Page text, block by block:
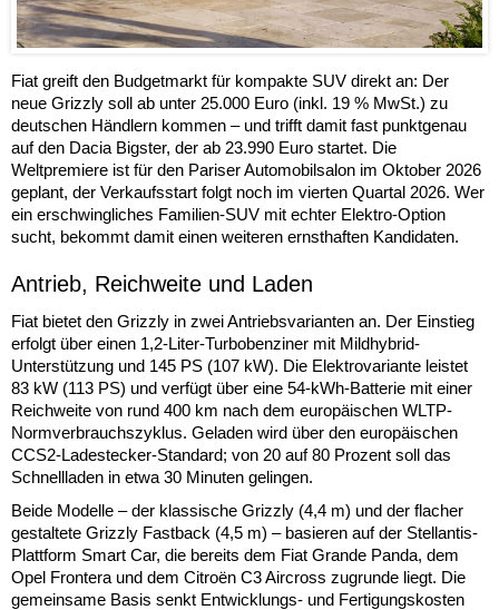
Fiat greift den Budgetmarkt für kompakte SUV direkt an: Der
neue Grizzly soll ab unter 25.000 Euro (inkl. 19 % MwSt.) zu
deutschen Händlern kommen – und trifft damit fast punktgenau
auf den Dacia Bigster, der ab 23.990 Euro startet. Die
Weltpremiere ist für den Pariser Automobilsalon im Oktober 2026
geplant, der Verkaufsstart folgt noch im vierten Quartal 2026. Wer
ein erschwingliches Familien-SUV mit echter Elektro-Option
sucht, bekommt damit einen weiteren ernsthaften Kandidaten.
Antrieb, Reichweite und Laden
Fiat bietet den Grizzly in zwei Antriebsvarianten an. Der Einstieg
erfolgt über einen 1,2-Liter-Turbobenziner mit Mildhybrid-
Unterstützung und 145 PS (107 kW). Die Elektrovariante leistet
83 kW (113 PS) und verfügt über eine 54-kWh-Batterie mit einer
Reichweite von rund 400 km nach dem europäischen WLTP-
Normverbrauchszyklus. Geladen wird über den europäischen
CCS2-Ladestecker-Standard; von 20 auf 80 Prozent soll das
Schnellladen in etwa 30 Minuten gelingen.
Beide Modelle – der klassische Grizzly (4,4 m) und der flacher
gestaltete Grizzly Fastback (4,5 m) – basieren auf der Stellantis-
Plattform Smart Car, die bereits dem Fiat Grande Panda, dem
Opel Frontera und dem Citroën C3 Aircross zugrunde liegt. Die
gemeinsame Basis senkt Entwicklungs- und Fertigungskosten